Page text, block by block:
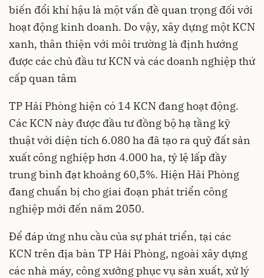
biến đổi khí hậu là một vấn đề quan trọng đối với
hoạt động kinh doanh. Do vậy, xây dựng một KCN
xanh, thân thiện với môi trường là định hướng
được các chủ đầu tư KCN và các doanh nghiệp thứ
cấp quan tâm
TP Hải Phònghiện có 14 KCN đang hoạt động.
Các KCN này được đầu tư đồng bộ hạ tầng kỹ
thuật với diện tích 6.080 ha đã tạo ra quỹ đất sản
xuất công nghiệp hơn 4.000 ha, tỷ lệ lấp đầy
trung bình đạt khoảng 60,5%. Hiện Hải Phòng
đang chuẩn bị cho giai đoạn phát triển công
nghiệp mới đến năm 2050.
Để đáp ứng nhu cầu của sự phát triển, tại các
KCN trên địa bàn TP Hải Phòng, ngoài xây dựng
các nhà máy, công xưởng phục vụ sản xuất, xử lý